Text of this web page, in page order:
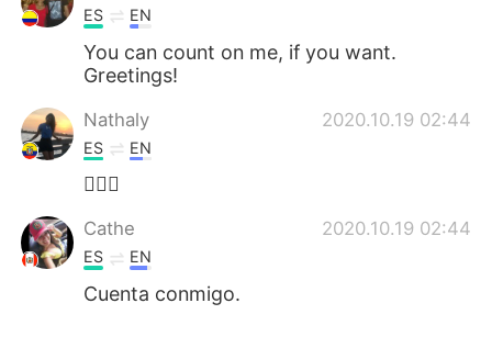
ES EN
You can count on me, if you want.
Greetings!
Nathaly 2020.10.19 02:44
ES EN
🙋🏻‍♀️
Cathe 2020.10.19 02:44
ES EN
Cuenta conmigo.